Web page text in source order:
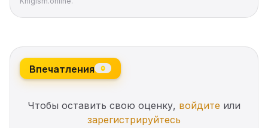
Впечатления 0
Чтобы оставить свою оценку, войдите или
зарегистрируйтесь